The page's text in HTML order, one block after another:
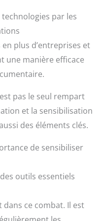
par les
plus d’entreprises et
une manière efficace
pas le seul rempart
et la sensibilisation
des éléments clés.
de sensibiliser
outils essentiels
dans ce combat. Il est